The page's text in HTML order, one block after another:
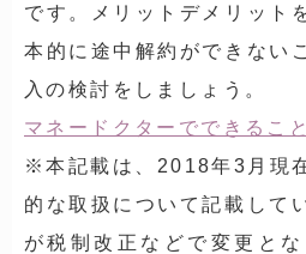
です。メリットデメリット
本的に途中解約ができない
入の検討をしましょう。
マネードクターでできること
※本記載は、2018年3月現
的な取扱について記載して
が税制改正などで変更と